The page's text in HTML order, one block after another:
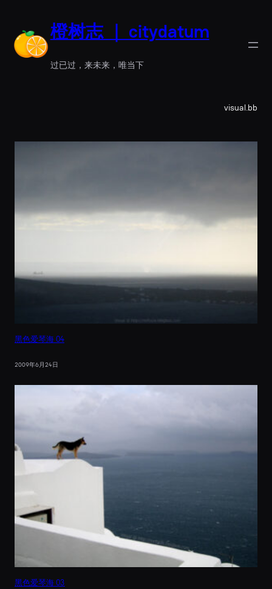
容
橙树志 ｜ citydatum
过已过，来未来，唯当下
visual.bb
黑色爱琴海 04
2009年6月24日
黑色爱琴海 03